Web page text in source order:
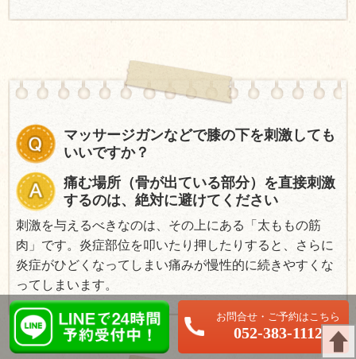
052-383-1112
LINEで24時間予約受付中！
マッサージガンなどで膝の下を刺激しても
いいですか？
痛む場所（骨が出ている部分）を直接刺激
するのは、絶対に避けてください
刺激を与えるべきなのは、その上にある「太ももの筋
肉」です。炎症部位を叩いたり押したりすると、さらに
炎症がひどくなってしまい痛みが慢性的に続きやすくな
ってしまいます。